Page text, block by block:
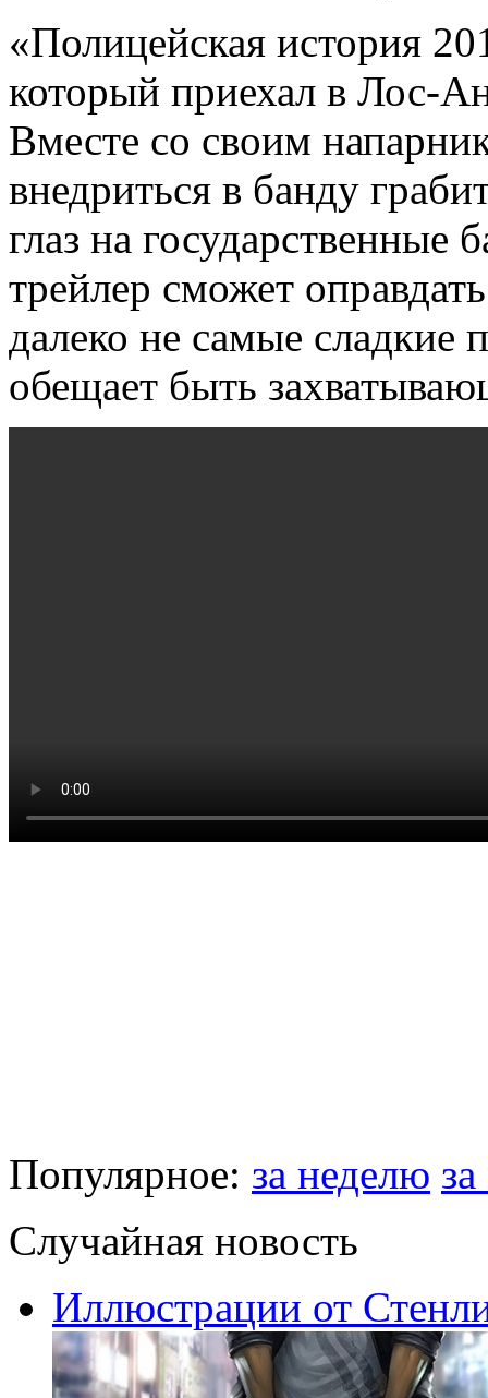
«Полицейская история
который приехал в Лос-
Вместе со своим
внедриться в банду
глаз на
трейлер сможет
далеко не самые сладкие
обещает быть
Популярное: за неделю
Случайная новость
Иллюстрации от